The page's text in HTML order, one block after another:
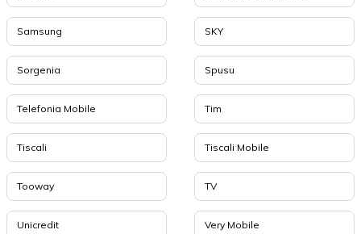
Samsung SKY
Sorgenia Spusu
Telefonia Mobile Tim
Tiscali Tiscali Mobile
Tooway TV
Unicredit Very Mobile